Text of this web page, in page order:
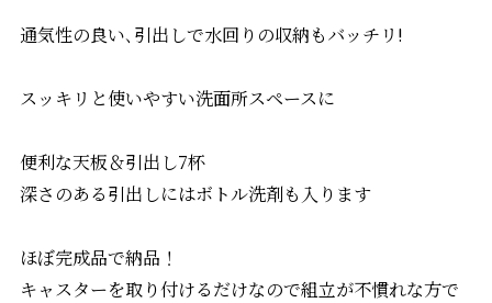
通気性の良い､引出しで水回りの収納もバッチリ!
スッキリと使いやすい洗面所スペースに
便利な天板＆引出し7杯
深さのある引出しにはボトル洗剤も入ります
ほぼ完成品で納品！
キャスターを取り付けるだけなので組立が不慣れな方で